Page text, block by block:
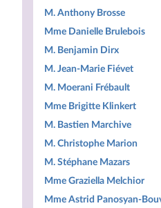
M. Anthony Brosse
Mme Danielle Brulebois
M. Benjamin Dirx
M. Jean-Marie Fiévet
M. Moerani Frébault
Mme Brigitte Klinkert
M. Bastien Marchive
M. Christophe Marion
M. Stéphane Mazars
Mme Graziella Melchior
Mme Astrid Panosyan-